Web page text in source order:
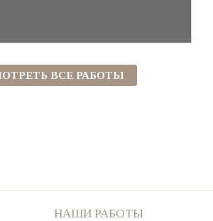
ВСЕ РАБОТЫ
НАШИ РАБОТЫ